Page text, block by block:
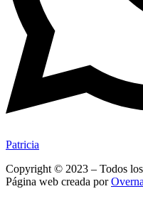
Patricia
Copyright © 2023 – Todos los
Página web creada por